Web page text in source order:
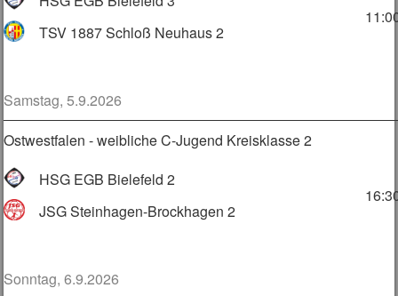
TSV 1887 Schloß Neuhaus 2
Samstag, 5.9.2026
Ostwestfalen - weibliche C-Jugend Kreisklasse 2
HSG EGB Bielefeld 2
JSG Steinhagen-Brockhagen 2
Sonntag, 6.9.2026